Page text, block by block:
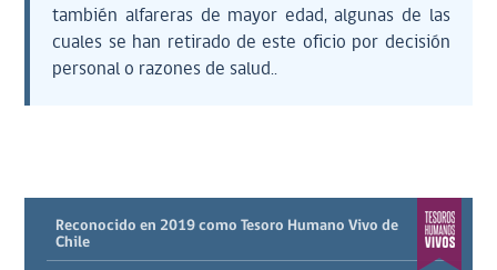
también alfareras de mayor edad, algunas de las
cuales se han retirado de este oficio por decisión
personal o razones de salud..
Reconocido en 2019 como Tesoro Humano Vivo de
Chile